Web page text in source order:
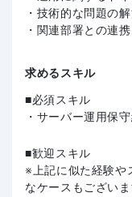
・技術的な問題の
・関連部署との連
求めるスキル
必須スキル
・サーバー運用保
歓迎スキル
上記に似た経験
なケースもござい